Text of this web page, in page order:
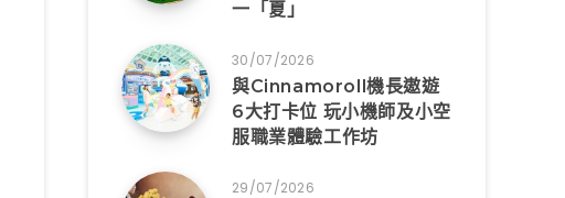
一「夏」
30/07/2026
與Cinnamoroll機長遨遊
6大打卡位 玩小機師及小空
服職業體驗工作坊
29/07/2026